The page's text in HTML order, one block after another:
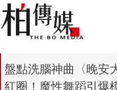
盤點洗腦神曲〈晚安
紅圈！魔性舞蹈引爆